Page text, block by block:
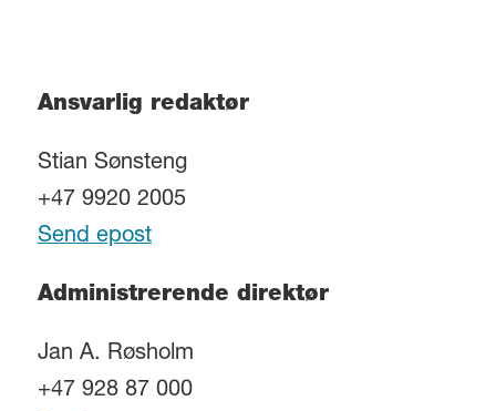
Ansvarlig redaktør
Stian Sønsteng
+47 9920 2005
Send epost
Administrerende direktør
Jan A. Røsholm
+47 928 87 000